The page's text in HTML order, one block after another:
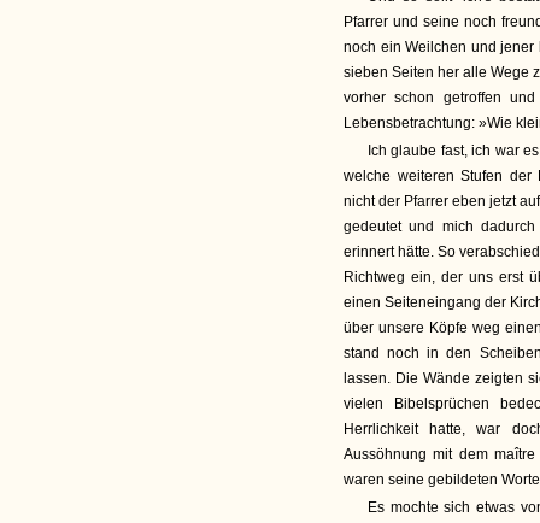
Pfarrer und seine noch
noch ein Weilchen und
sieben Seiten her alle Wege
vorher schon getroffen
Lebensbetrachtung: »Wie
Ich glaube fast, ich war
welche weiteren Stufen der
nicht der Pfarrer eben jetzt
gedeutet und mich
erinnert hätte. So
Richtweg ein, der uns erst
einen Seiteneingang der
über unsere Köpfe weg
stand noch in den
lassen. Die Wände zeigten
vielen Bibelsprüchen
Herrlichkeit hatte, war
Aussöhnung mit dem
waren seine gebildeten
Es mochte sich etwas